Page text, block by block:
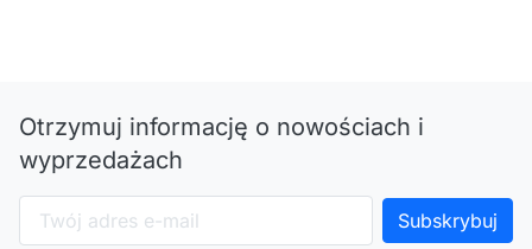
Otrzymuj informację o nowościach i
wyprzedażach